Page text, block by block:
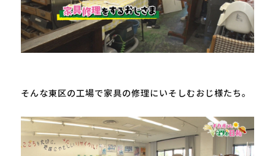
そんな東区の工場で家具の修理にいそしむおじ様たち。